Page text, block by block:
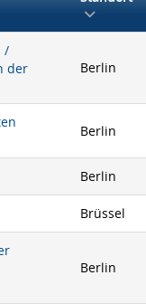
/
der
Berlin
Berlin
Berlin
Brüssel
Berlin